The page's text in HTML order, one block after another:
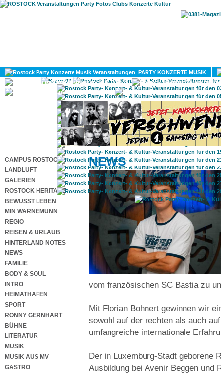
PARTY KONZERTE MUSIK
KULTUR
GAY
CAMPUS ROSTOCK
LANDLUFT
GALERIEN
ROSTOCK HERITAGE
BEWUSST LEBEN
MIN WARNEMÜNN
REGIO
REISEN & URLAUB
HINTERLAND NOTES
NEWS
FAMILIE
BODY & SOUL
INTRO
HEIMATHAFEN
SPORT
RONNY GERNHART
BÜHNE
LITERATUR
MUSIK
MUSIK AUS MV
GASTRO
NEWS
vom französischen SC Bastia zu
Mit Florian Bohnert gewinnen wir
sowohl auf der rechten als auch
umfangreiche internationale
Der in Luxemburg-Stadt geborene
Ausbildung bei Avenir Beggen und